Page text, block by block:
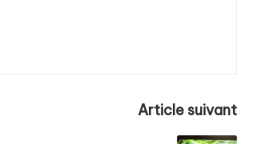
Article suivant